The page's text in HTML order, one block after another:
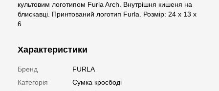
культовим логотипом Furla Arch. Внутрішня кишеня на
блискавці. Принтований логотип Furla. Розмір: 24 x 13 x
6
Характеристики
Бренд
FURLA
Категорія
Сумка кросбоді